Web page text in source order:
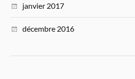
janvier 2017
décembre 2016